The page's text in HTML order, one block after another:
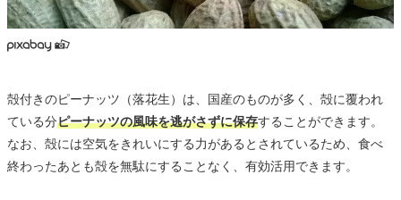
殻付きのピーナッツ（落花生）は、国産のものが多く、殻に覆われ
ている分ピーナッツの風味を逃がさずに保存することができます。
なお、殻には空気をきれいにする力があるとされているため、食べ
終わったあとも殻を無駄にすることなく、有効活用できます。